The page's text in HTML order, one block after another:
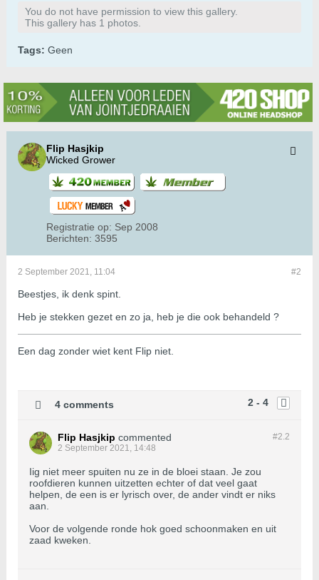
You do not have permission to view this gallery.
This gallery has 1 photos.
Tags: Geen
Flip Hasjkip
Wicked Grower
Registratie op: Sep 2008
Berichten: 3595
#2
2 September 2021, 11:04
Beestjes, ik denk spint.
Heb je stekken gezet en zo ja, heb je die ook behandeld ?
Een dag zonder wiet kent Flip niet.
2 - 4
4 comments
#2.2
Flip Hasjkip commented
2 September 2021, 14:48
Iig niet meer spuiten nu ze in de bloei staan. Je zou
roofdieren kunnen uitzetten echter of dat veel gaat
helpen, de een is er lyrisch over, de ander vindt er niks
aan.
Voor de volgende ronde hok goed schoonmaken en uit
zaad kweken.